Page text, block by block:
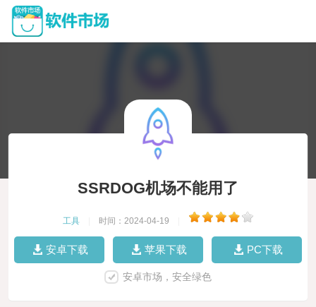
SSRDOG机场不能用了
工具 时间：2024-04-19
安卓下载 苹果下载 PC下载
安卓市场，安全绿色